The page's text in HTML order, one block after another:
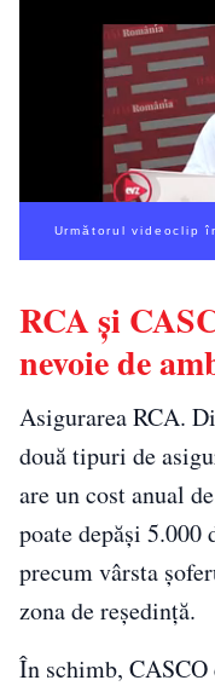
Următorul videoclip
RCA și
nevoie de
Asigurarea RCA.
două tipuri de
are un cost anual
poate depăși
precum vârsta
zona de reședință.
În schimb,